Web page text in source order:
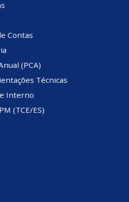
Contas
(PCA)
Técnicas
Interno
(TCE/ES)